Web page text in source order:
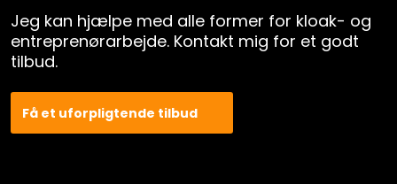
​Jeg kan hjælpe med alle former for kloak- og
entreprenørarbejde. Kontakt mig for et godt
tilbud.
Få et uforpligtende tilbud